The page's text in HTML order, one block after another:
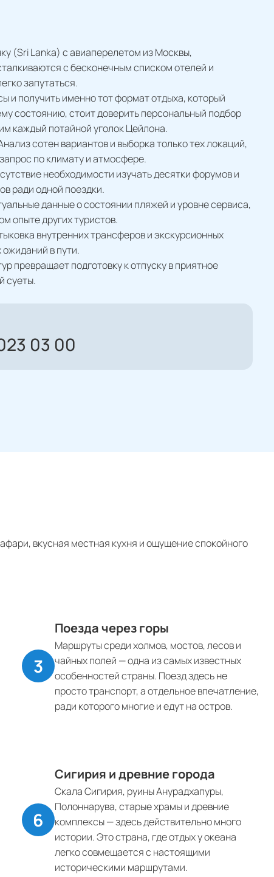
(Sri Lanka) с авиаперелетом из Москвы,
с бесконечным списком отелей и
запутаться.
и получить именно тот формат отдыха, который
состоянию, стоит доверить персональный подбор
каждый потайной уголок Цейлона.
сотен вариантов и выборка только тех локаций,
по климату и атмосфере.
необходимости изучать десятки форумов и
ради одной поездки.
данные о состоянии пляжей и уровне сервиса,
опыте других туристов.
внутренних трансферов и экскурсионных
в пути.
превращает подготовку к отпуску в приятное
суеты.
03 00
вкусная местная кухня и ощущение спокойного
Поезда через горы
Маршруты среди холмов, мостов, лесов и
чайных полей — одна из самых известных
особенностей страны. Поезд здесь не
просто транспорт, а отдельное впечатление,
ради которого многие и едут на остров.
Сигирия и древние города
Скала Сигирия, руины Анурадхапуры,
Полоннарува, старые храмы и древние
комплексы — здесь действительно много
истории. Это страна, где отдых у океана
легко совмещается с настоящими
историческими маршрутами.